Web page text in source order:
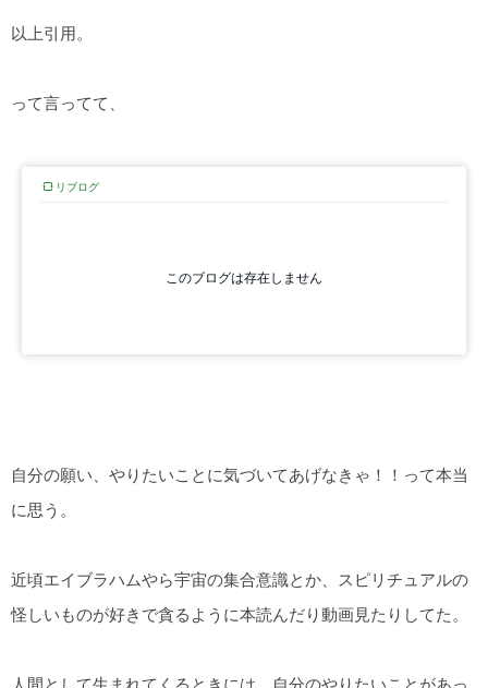
以上引用。
って言ってて、
自分の願い、やりたいことに気づいてあげなきゃ！！って本当
に思う。
近頃エイブラハムやら宇宙の集合意識とか、スピリチュアルの
怪しいものが好きで貪るように本読んだり動画見たりしてた。